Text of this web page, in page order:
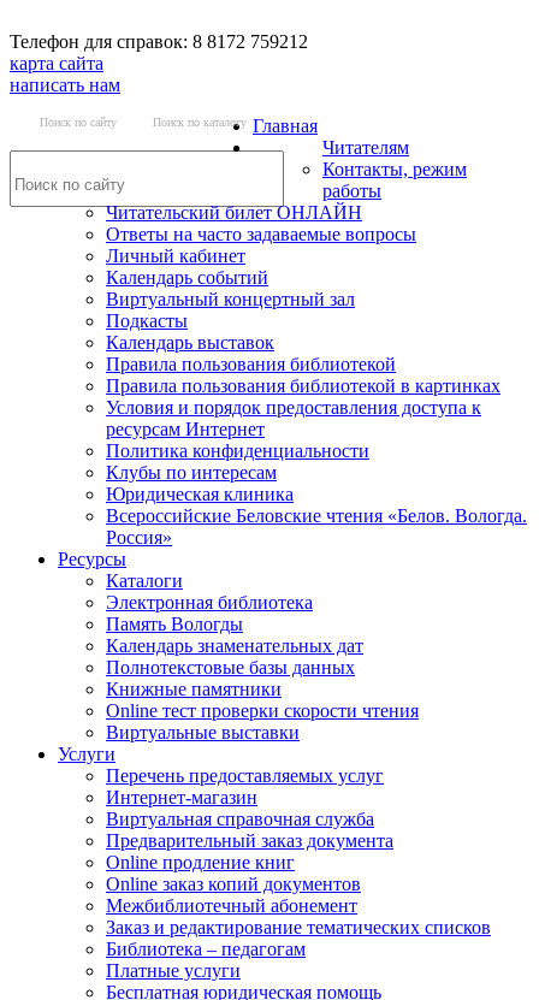
Телефон для справок: 8 8172 759212
карта сайта
написать нам
Поиск по сайту Поиск по каталогу Главная
Читателям
Контакты, режим
работы
Читательский билет ОНЛАЙН
Ответы на часто задаваемые вопросы
Личный кабинет
Календарь событий
Виртуальный концертный зал
Подкасты
Календарь выставок
Правила пользования библиотекой
Правила пользования библиотекой в картинках
Условия и порядок предоставления доступа к
ресурсам Интернет
Политика конфиденциальности
Клубы по интересам
Юридическая клиника
Всероссийские Беловские чтения «Белов. Вологда.
Россия»
Ресурсы
Каталоги
Электронная библиотека
Память Вологды
Календарь знаменательных дат
Полнотекстовые базы данных
Книжные памятники
Online тест проверки скорости чтения
Виртуальные выставки
Услуги
Перечень предоставляемых услуг
Интернет-магазин
Виртуальная справочная служба
Предварительный заказ документа
Online продление книг
Online заказ копий документов
Межбиблиотечный абонемент
Заказ и редактирование тематических списков
Библиотека – педагогам
Платные услуги
Бесплатная юридическая помощь